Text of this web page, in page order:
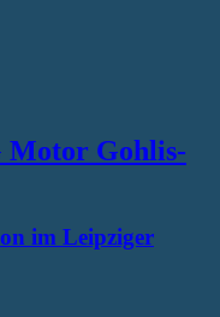
Motor Gohlis-
im Leipziger